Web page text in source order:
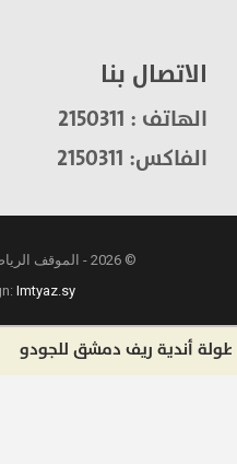
الاتصال بنا
الهاتف : 2150311
الفاكس: 2150311
© 2026 - الموقف الرياضي. All Rights Reserved.
Imtyaz.sy
أندية ريف دمشق للجودو